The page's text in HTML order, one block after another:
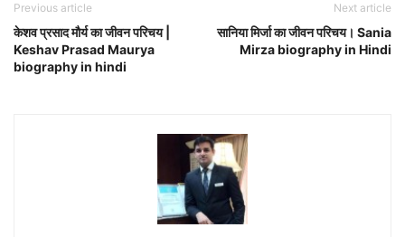
Previous article
केशव प्रसाद मौर्य का जीवन परिचय |
Keshav Prasad Maurya
biography in hindi
Next article
सानिया मिर्जा का जीवन परिचय। Sania
Mirza biography in Hindi